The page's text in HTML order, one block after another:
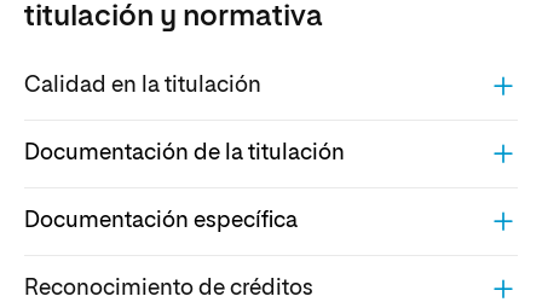
titulación y normativa
Calidad en la titulación
Documentación de la titulación
Documentación específica
Reconocimiento de créditos